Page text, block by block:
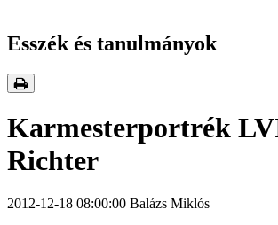
Esszék és tanulmányok
Karmesterportrék
Richter
2012-12-18 08:00:00 Balázs Miklós